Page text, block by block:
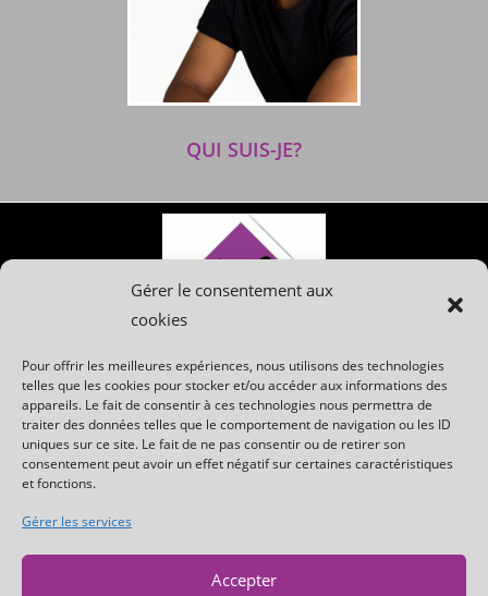
Gérer le consentement aux
cookies
Pour offrir les meilleures expériences, nous utilisons des technologies
telles que les cookies pour stocker et/ou accéder aux informations des
appareils. Le fait de consentir à ces technologies nous permettra de
traiter des données telles que le comportement de navigation ou les ID
uniques sur ce site. Le fait de ne pas consentir ou de retirer son
consentement peut avoir un effet négatif sur certaines caractéristiques
et fonctions.
Gérer les services
Accepter
QUI SUIS-JE?
Qui suis-je ?
Mes prestations photos